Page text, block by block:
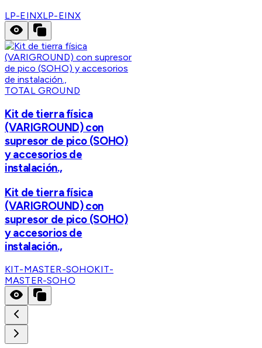
LP-EINXLP-EINX
TOTAL GROUND
Kit de tierra física
(VARIGROUND) con
supresor de pico (SOHO)
y accesorios de
instalación.,
Kit de tierra física
(VARIGROUND) con
supresor de pico (SOHO)
y accesorios de
instalación.,
KIT-MASTER-SOHOKIT-
MASTER-SOHO